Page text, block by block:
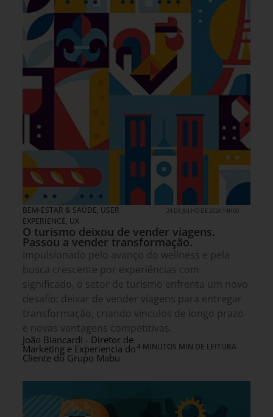
BEM-ESTAR & SAÚDE, USER
EXPERIENCE, UX
24 DE JULHO DE 2026 14H00
O turismo deixou de vender viagens.
Passou a vender transformação.
Impulsionado pelo avanço do wellness e pela
busca crescente por experiências com
significado, o setor de turismo enfrenta um novo
desafio: deixar de vender viagens para entregar
transformação, criando vínculos de longo prazo
e novas vantagens competitivas.
João Biancardi - Diretor de
Marketing e Experiencia do
Cliente do Grupo Mabu
4 MINUTOS MIN DE LEITURA